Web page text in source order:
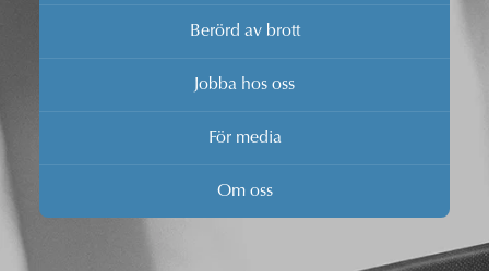
Berörd av brott
Jobba hos oss
För media
Om oss